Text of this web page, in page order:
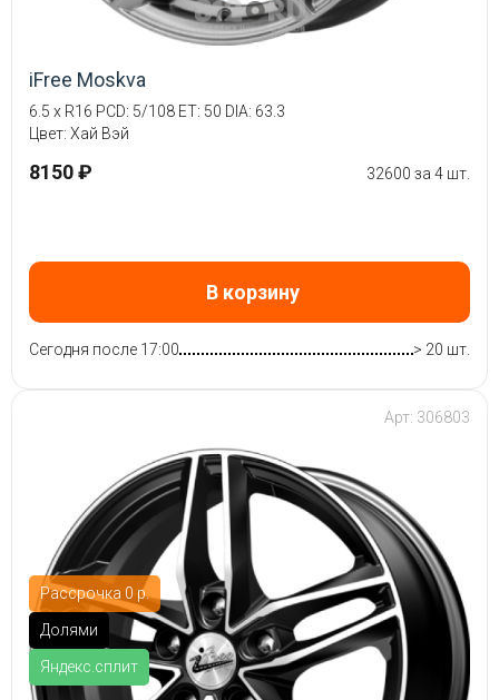
iFree Moskva
6.5 x R16 PCD: 5/108 ET: 50 DIA: 63.3
Цвет: Хай Вэй
8150 ₽ 32600 за 4 шт.
В корзину
Сегодня после 17:00 > 20 шт.
Рассрочка 0 р.
Долями
Яндекс.сплит
Арт: 306803